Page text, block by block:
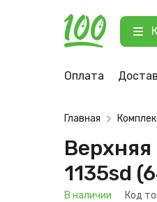
Оплата
123
Главная
Верхняя
1135sd
В наличии Код